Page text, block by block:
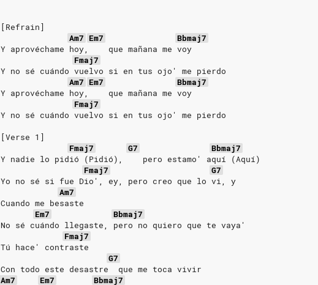
[Refrain]
Am7 Em7
Bbmaj7
Y aprovéchame hoy,    que mañana me voy
Fmaj7
Y no sé cuándo vuelvo si en tus ojo' me pierdo
Am7 Em7
Bbmaj7
Y aprovéchame hoy,    que mañana me voy
Fmaj7
Y no sé cuándo vuelvo si en tus ojo' me pierdo
[Verse 1]
Fmaj7
G7
Bbmaj7
Y nadie lo pidió (Pidió),    pero estamo' aquí (Aquí)
Fmaj7
G7
Yo no sé si fue Dio', ey, pero creo que lo vi, y
Am7
Cuando me besaste
Em7
Bbmaj7
No sé cuándo llegaste, pero no quiero que te vaya'
Fmaj7
Tú hace' contraste
G7
Con todo este desastre  que me toca vivir
Am7
Em7
Bbmaj7